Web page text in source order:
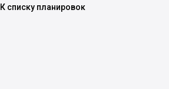
К списку планировок